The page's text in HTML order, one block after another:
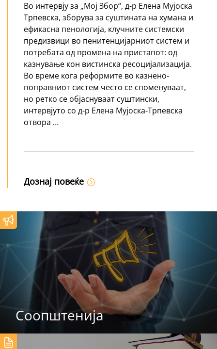
Во интервју за „Мој Збор“, д-р Елена Мујоска
Трпевска, зборува за суштината на хумана и
ефикасна пенологија, клучните системски
предизвици во пенитенцијарниот систем и
потребата од промена на пристапот: од
казнување кон вистинска ресоцијализација.
Во време кога реформите во казнено-
поправниот систем често се споменуваат,
но ретко се објаснуваат суштински,
интервјуто со д-р Елена Мујоска-Трпевска
отвора …
Дознај повеќе
Соопштенија